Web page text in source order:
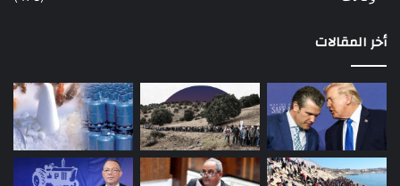
أخر المقالات